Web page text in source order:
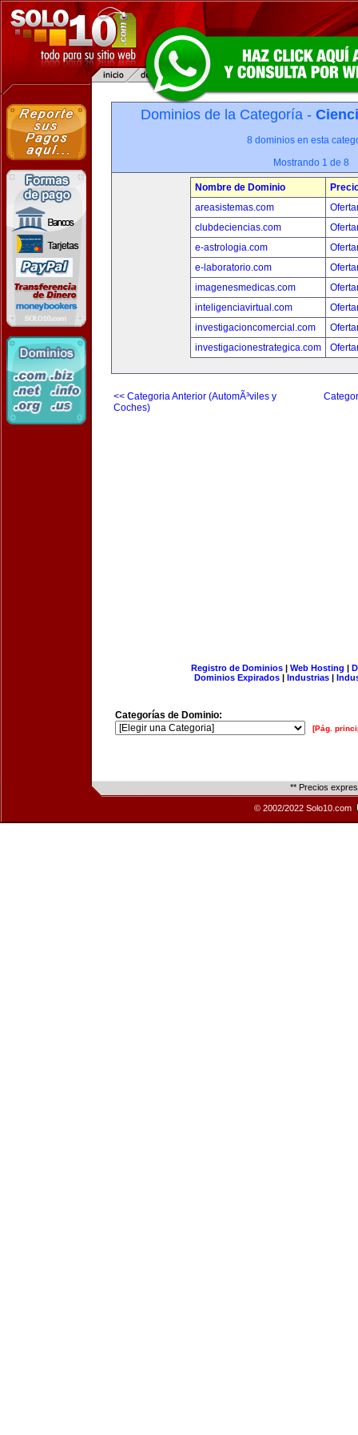
Dominios de la Categoría -
8 dominios en esta
Mostrando 1 de 8
Nombre de Dominio
areasistemas.com
clubdeciencias.com
e-astrologia.com
e-laboratorio.com
imagenesmedicas.com
inteligenciavirtual.com
investigacioncomercial.com
investigacionestrategica.com
<< Categoria Anterior (AutomÃ³viles y
Coches)
Registro de Dominios| Web Hosting |
Dominios Expirados | Industrias |
Categorías de Dominio:
[Pág.
** Precios
© 2002/2022 Solo10.com